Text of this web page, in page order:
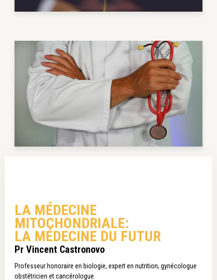
LA MÉDECINE
MITOCHONDRIALE:
LA MÉDECINE DU FUTUR
Pr Vincent Castronovo
Professeur honoraire en biologie, expert en nutrition, gynécologue
obstétricien et cancérologue